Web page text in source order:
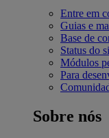
Entre em
Guias e
Base de
Status do
Módulos
Para
Sobre nós